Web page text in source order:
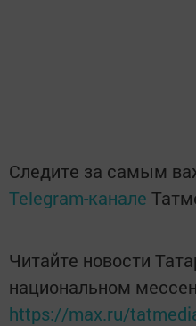
Следите за самым
Telegram-канале
Читайте новости
национальном
https://max.ru/